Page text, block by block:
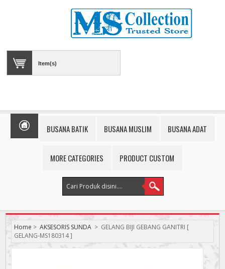
Item(s)
BUSANA BATIK BUSANA MUSLIM BUSANA ADAT
MORE CATEGORIES PRODUCT CUSTOM
Home > AKSESORIS SUNDA > GELANG BIJI GEBANG GANITRI [
GELANG-MS180314 ]